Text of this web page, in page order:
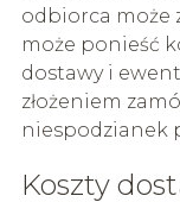
odbiorca może
może ponieść
dostawy i
złożeniem
niespodzianek
Koszty